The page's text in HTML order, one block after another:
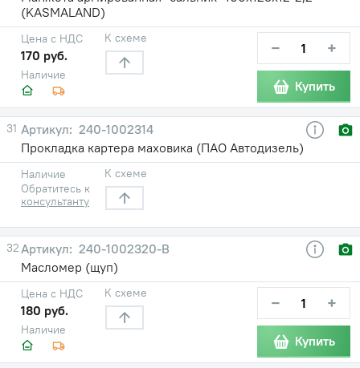
(KASMALAND)
Наличие
Цена с НДС
170 руб.
К схеме − +
Купить
31
240-1002314
Прокладка картера маховика (ПАО Автодизель)
Наличие
Обратитесь к
консультанту
К схеме
32
240-1002320-В
Масломер (щуп)
Наличие
Цена с НДС
180 руб.
К схеме − +
Купить